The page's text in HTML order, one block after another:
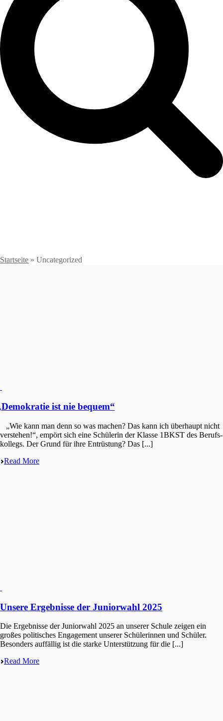
Startseite » Uncategorized
Demokratie ist nie bequem“
„Wie kann man denn so was machen? Das kann ich überhaupt nicht
verste­hen!“, empört sich eine Schüle­rin der Klasse 1BKST des Berufs­
kol­legs. Der Grund für ihre Entrüs­tung? Das [...]
Read More
Unsere Ergebnisse der Juniorwahl 2025
Die Ergeb­nis­se der Junior­wahl 2025 an unserer Schule zeigen ein
großes politi­sches Engage­ment unserer Schüle­rin­nen und Schüler.
Beson­ders auffäl­lig ist die starke Unter­stüt­zung für die [...]
Read More